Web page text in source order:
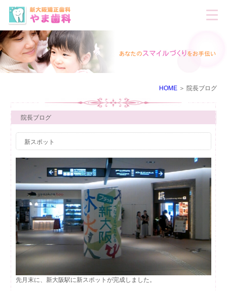
HOME 院長ブログ
院長ブログ
新スポット
先月末に、新大阪駅に新スポットが完成しました。